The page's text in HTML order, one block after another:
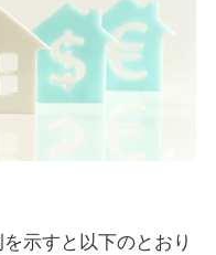
示すと以下のとおり